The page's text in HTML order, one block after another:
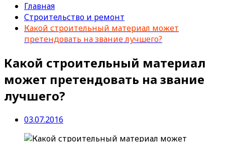
Главная
Строительство и ремонт
Какой строительный материал может
претендовать на звание лучшего?
Какой строительный материал
может претендовать на звание
лучшего?
03.07.2016